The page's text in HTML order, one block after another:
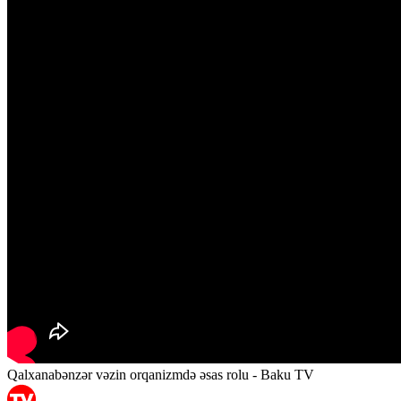
Qalxanabənzər vəzin orqanizmdə əsas rolu - Baku TV